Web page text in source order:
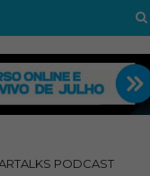
PODCAST